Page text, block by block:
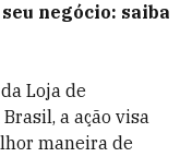
seu negócio: saiba
Loja de
a ação visa
maneira de